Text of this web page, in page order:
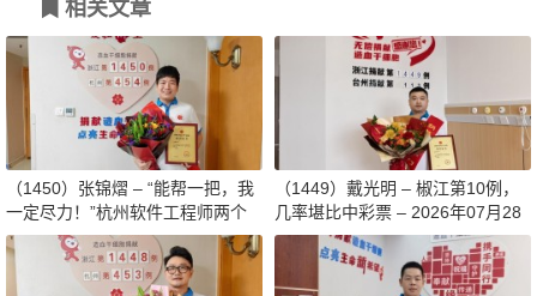
相关文章
（1450）张锦熠 – “能帮一把，我
一定尽力！”杭州软件工程师两个
月减重13斤赴生命之约 – 2026年0
8月03日
（1449）戴光明 – 椒江第10例，
几率堪比中彩票 – 2026年07月28
日